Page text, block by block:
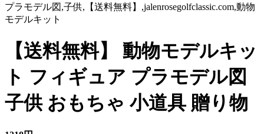
プラモデル図,子供,【送料無料】,jalenrosegolfclassic.com,動物
モデルキット
【送料無料】 動物モデルキッ
ト フィギュア プラモデル図
子供 おもちゃ 小道具 贈り物